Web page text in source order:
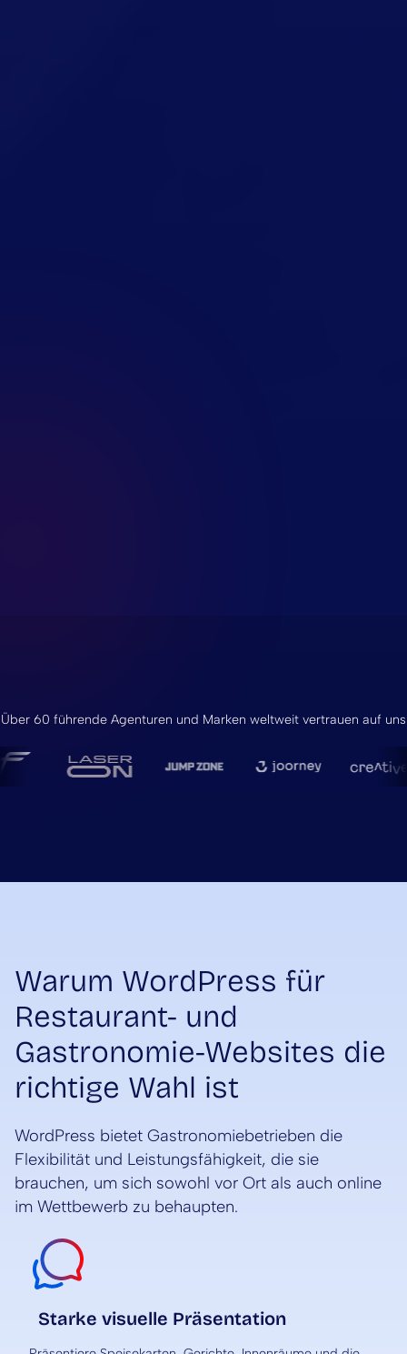
Über 60 führende Agenturen und Marken weltweit vertrauen auf uns
Warum WordPress für
Restaurant- und
Gastronomie-Websites die
richtige Wahl ist
WordPress bietet Gastronomiebetrieben die
Flexibilität und Leistungsfähigkeit, die sie
brauchen, um sich sowohl vor Ort als auch online
im Wettbewerb zu behaupten.
Starke visuelle Präsentation